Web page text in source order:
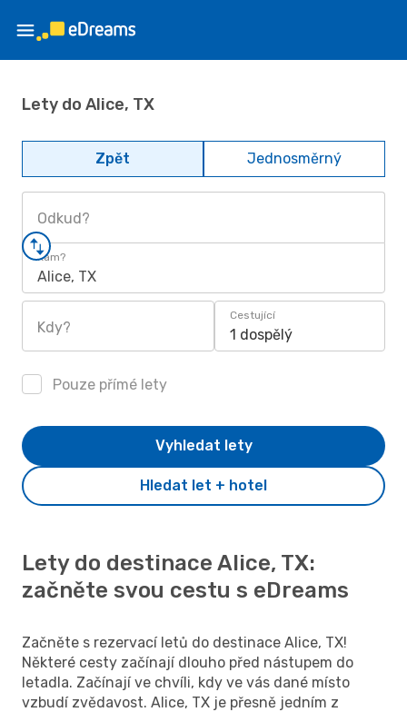
Lety do Alice, TX
Zpět Jednosměrný
Odkud?
Kam?
Alice, TX
Kdy?
Cestující
1 dospělý
Pouze přímé lety
Hledat let + hotel
Vyhledat lety
Lety do destinace Alice, TX:
začněte svou cestu s eDreams
Začněte s rezervací letů do destinace Alice, TX!
Některé cesty začínají dlouho před nástupem do
letadla. Začínají ve chvíli, kdy ve vás dané místo
vzbudí zvědavost. Alice, TX je přesně jedním z